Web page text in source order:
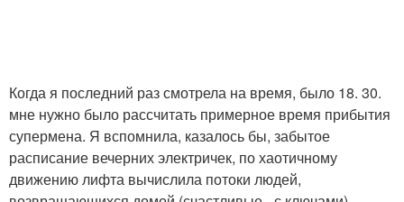
Когда я последний раз смотрела на время, было 18. 30.
мне нужно было рассчитать примерное время прибытия
супермена. Я вспомнила, казалось бы, забытое
расписание вечерних электричек, по хаотичному
движению лифта вычислила потоки людей,